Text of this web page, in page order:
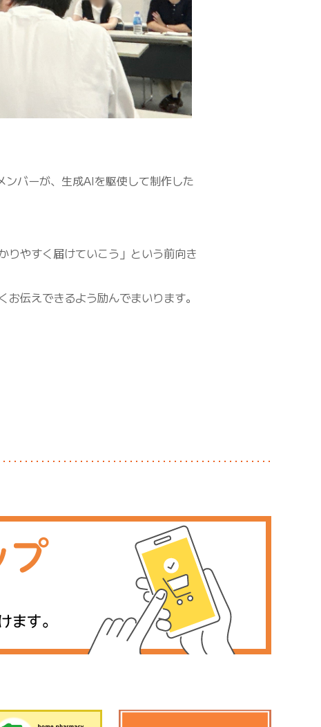
バーが、生成AIを駆使して制作した
りやすく届けていこう」という前向き
伝えできるよう励んでまいります。